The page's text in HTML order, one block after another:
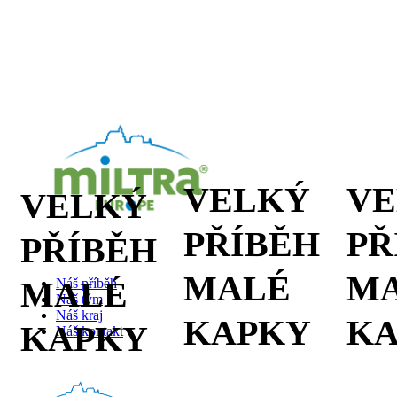
Náš příběh
Náš tým
Náš kraj
Náš kontakt
VELKÝ
PŘÍBĚH
MALÉ
KAPKY
VELKÝ
PŘÍBĚH
MALÉ
KAPKY